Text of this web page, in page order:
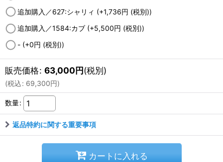
追加購入／627:シャリィ (+1,736円 (税別))
追加購入／1584:カブ (+5,500円 (税別))
- (+0円 (税別))
販売価格: 63,000円(税別)
(税込: 69,300円)
数量:
返品特約に関する重要事項
カートに入れる